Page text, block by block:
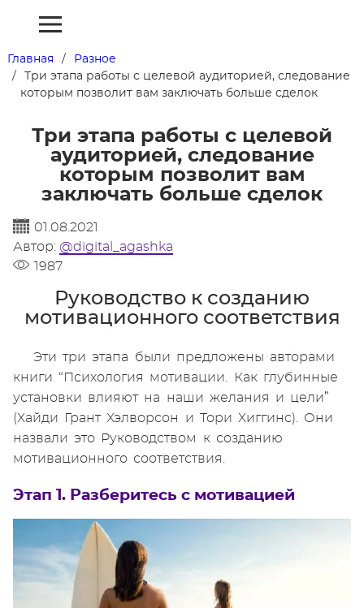
Главная
Разное
Три этапа работы с целевой аудиторией, следование
которым позволит вам заключать больше сделок
Три этапа работы с целевой
аудиторией, следование
которым позволит вам
заключать больше сделок
01.08.2021
Автор: @digital_agashka
1987
Руководство к созданию
мотивационного соответствия
Эти три этапа были предложены авторами
книги “Психология мотивации. Как глубинные
установки влияют на наши желания и цели”
(Хайди Грант Хэлворсон и Тори Хиггинс). Они
назвали это Руководством к созданию
мотивационного соответствия.
Этап 1. Разберитесь с мотивацией